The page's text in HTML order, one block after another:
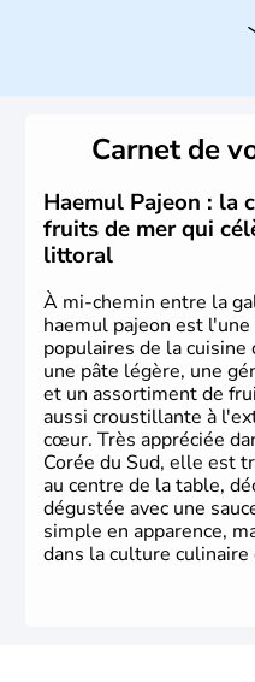
Histoire et
christianisme et le
principales religions. Ce
Corée du Nord. Les Jeux
1988, de même que la
2002, en collaboration
Carnet de
Haemul Pajeon : la
fruits de mer qui
littoral
À mi-chemin entre la
haemul pajeon est
populaires de la cuisine
une pâte légère, une
et un assortiment de
aussi croustillante à
cœur. Très appréciée
Corée du Sud, elle est
au centre de la table,
dégustée avec une
simple en apparence,
dans la culture culinaire